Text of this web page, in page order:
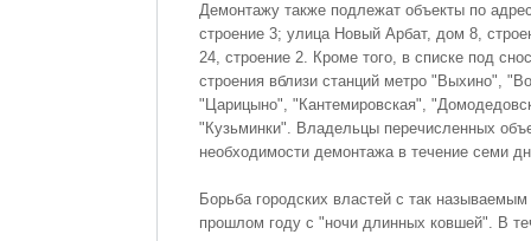
Демонтажу также подлежат объекты по
строение 3; улица Новый Арбат, дом 8,
24, строение 2. Кроме того, в списке под
строения вблизи станций метро "Выхино",
"Царицыно", "Кантемировская",
"Кузьминки". Владельцы перечисленных
необходимости демонтажа в течение семи
Борьба городских властей с так
прошлом году с "ночи длинных ковшей". В